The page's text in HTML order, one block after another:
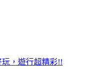
，遊行超精彩!!